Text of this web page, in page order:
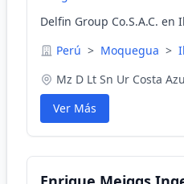
Delfin Group Co.S.A.C. en
Perú > Moquegua >
Mz D Lt Sn Ur Costa
Ver Más